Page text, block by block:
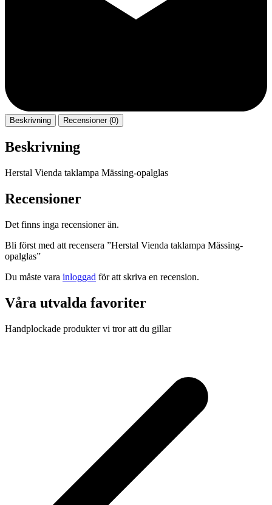
Beskrivning Recensioner (0)
Beskrivning
Herstal Vienda taklampa Mässing-opalglas
Recensioner
Det finns inga recensioner än.
Bli först med att recensera ”Herstal Vienda taklampa Mässing-
opalglas”
Du måste vara inloggad för att skriva en recension.
Våra utvalda favoriter
Handplockade produkter vi tror att du gillar